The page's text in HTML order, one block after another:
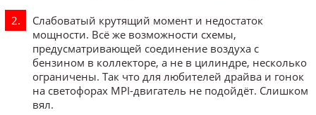
Слабоватый крутящий момент и недостаток
мощности. Всё же возможности схемы,
предусматривающей соединение воздуха с
бензином в коллекторе, а не в цилиндре, несколько
ограничены. Так что для любителей драйва и гонок
на светофорах MPI-двигатель не подойдёт. Слишком
вял.